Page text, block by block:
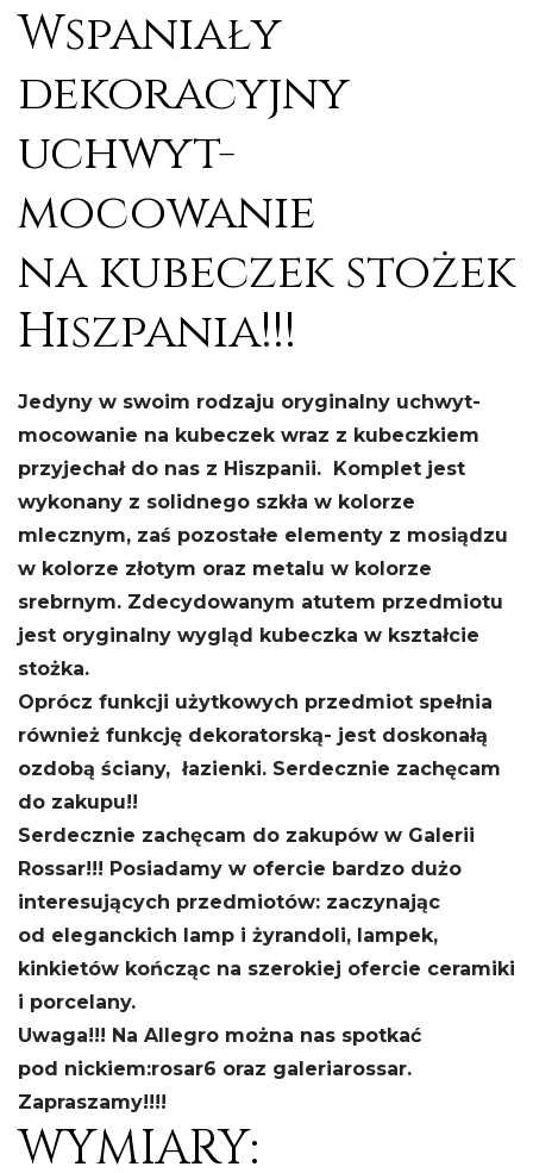
Wspaniały
dekoracyjny
uchwyt-
mocowanie
na kubeczek stożek
Hiszpania!!!
Jedyny w swoim rodzaju oryginalny uchwyt-
mocowanie na kubeczek wraz z kubeczkiem
przyjechał do nas z Hiszpanii. Komplet jest
wykonany z solidnego szkła w kolorze
mlecznym, zaś pozostałe elementy z mosiądzu
w kolorze złotym oraz metalu w kolorze
srebrnym. Zdecydowanym atutem przedmiotu
jest oryginalny wygląd kubeczka w kształcie
stożka.
Oprócz funkcji użytkowych przedmiot spełnia
również funkcję dekoratorską- jest doskonałą
ozdobą ściany, łazienki. Serdecznie zachęcam
do zakupu!!
Serdecznie zachęcam do zakupów w Galerii
Rossar!!! Posiadamy w ofercie bardzo dużo
interesujących przedmiotów: zaczynając
od eleganckich lamp i żyrandoli, lampek,
kinkietów kończąc na szerokiej ofercie ceramiki
i porcelany.
Uwaga!!! Na Allegro można nas spotkać
pod nickiem:rosar6 oraz galeriarossar.
Zapraszamy!!!!
WYMIARY: